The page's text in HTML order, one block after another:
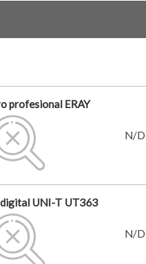
profesional ERAY
N/D
UNI-T UT363
N/D